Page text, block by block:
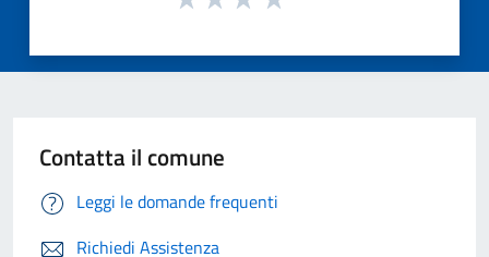
Contatta il comune
Leggi le domande frequenti
Richiedi Assistenza